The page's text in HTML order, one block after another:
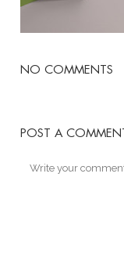
NO COMMENTS
POST A COMMENT